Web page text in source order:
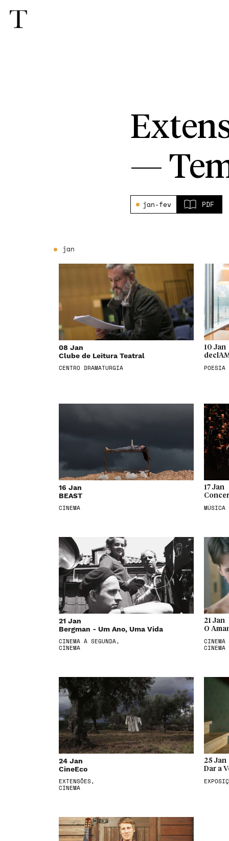
—
jan-fev PDF
jan
08 Jan
Clube de Leitura Teatral
CENTRO DRAMATURGIA
10 Jan
POESIA
16 Jan
BEAST
CINEMA
17 Jan
MÚSICA
21 Jan
Bergman - Um Ano, Uma Vida
CINEMA À SEGUNDA,
CINEMA
21 Jan
O
CINEMA
CINEMA
24 Jan
CineEco
EXTENSÕES,
CINEMA
25 Jan
Dar a